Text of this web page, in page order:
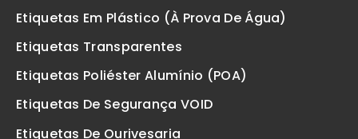
Etiquetas Em Plástico (à Prova De Água)
Etiquetas Transparentes
Etiquetas Poliéster Alumínio (POA)
Etiquetas De Segurança VOID
Etiquetas De Ourivesaria